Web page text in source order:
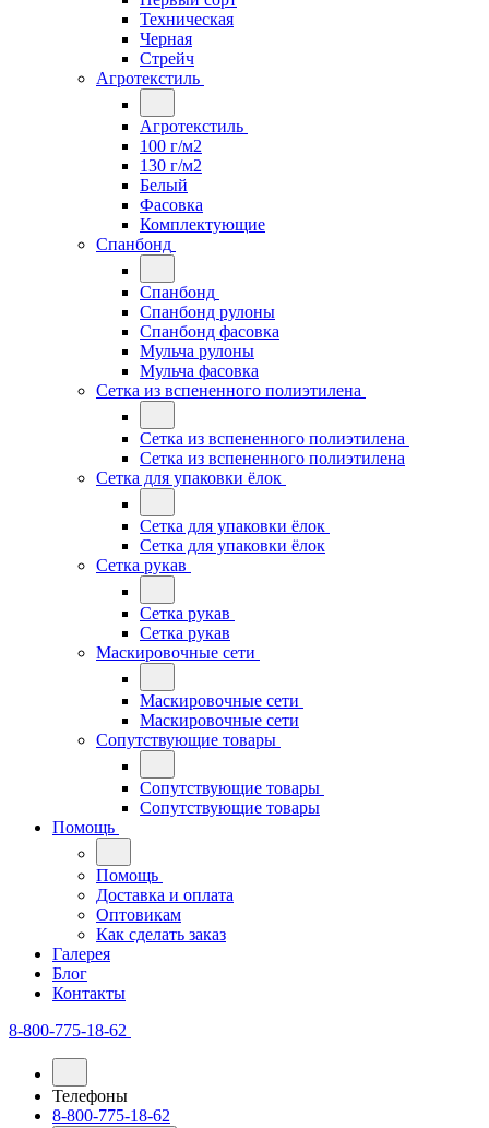
Техническая
Черная
Стрейч
Агротекстиль
Агротекстиль
100 г/м2
130 г/м2
Белый
Фасовка
Комплектующие
Спанбонд
Спанбонд
Спанбонд рулоны
Спанбонд фасовка
Мульча рулоны
Мульча фасовка
Сетка из вспененного полиэтилена
Сетка из вспененного полиэтилена
Сетка из вспененного полиэтилена
Сетка для упаковки ёлок
Сетка для упаковки ёлок
Сетка для упаковки ёлок
Сетка рукав
Сетка рукав
Сетка рукав
Маскировочные сети
Маскировочные сети
Маскировочные сети
Сопутствующие товары
Сопутствующие товары
Сопутствующие товары
Помощь
Помощь
Доставка и оплата
Оптовикам
Как сделать заказ
Галерея
Блог
Контакты
8-800-775-18-62
Телефоны
8-800-775-18-62